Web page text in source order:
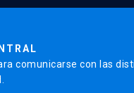
comunicarse con las